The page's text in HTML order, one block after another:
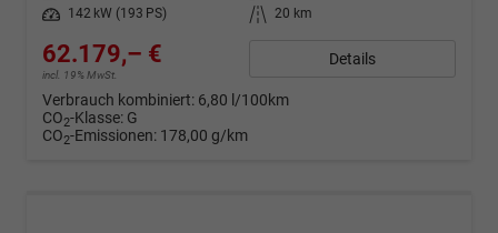
Leistung
142 kW (193 PS) Kilometerstand 20 km
62.179,– €
incl. 19% MwSt.
Details
Verbrauch kombiniert: 6,80 l/100km
CO2-Klasse: G
CO2-Emissionen: 178,00 g/km